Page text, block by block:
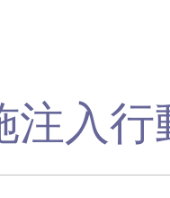
注入行